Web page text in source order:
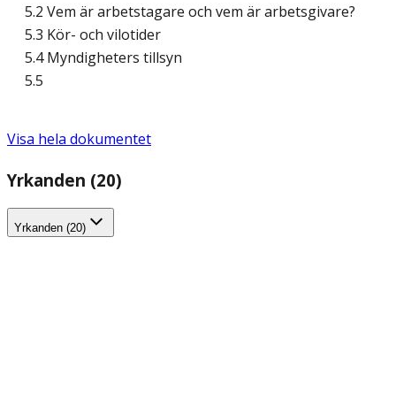
5.2 Vem är arbetstagare och vem är arbetsgivare?
5.3 Kör- och vilotider
5.4 Myndigheters tillsyn
5.5
Visa hela dokumentet
Yrkanden (20)
Yrkanden (20)